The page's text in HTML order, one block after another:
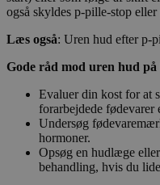
også skyldes p-pille-stop
Læs også: Uren hud efter p-
Gode råd mod uren hud
Evaluer din kost for at
forarbejdede fødevarer
Undersøg
hormoner.
Opsøg en hudlæge
behandling, hvis du